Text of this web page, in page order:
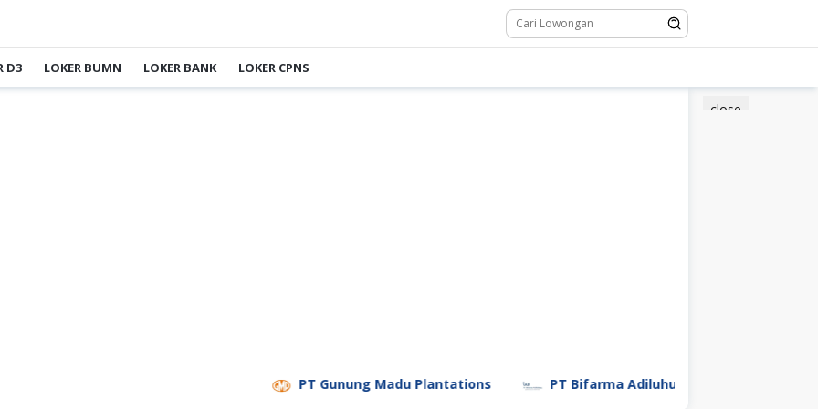
D3 LOKER BUMN LOKER BANK LOKER CPNS
close
PT Gunung Madu Plantations PT Bifarma Adiluhung (a Kalbe Company)